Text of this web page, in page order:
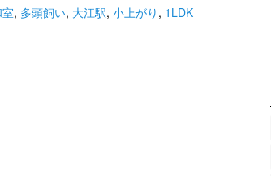
, 多頭飼い, 大江駅, 小上がり , 1LDK